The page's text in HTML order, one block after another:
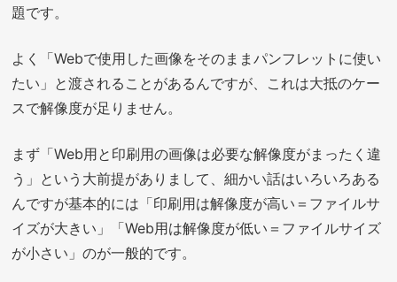
題です。
よく「Webで使用した画像をそのままパンフレットに使い
たい」と渡されることがあるんですが、これは大抵のケー
スで解像度が足りません。
まず「Web用と印刷用の画像は必要な解像度がまったく違
う」という大前提がありまして、細かい話はいろいろある
んですが基本的には「印刷用は解像度が高い＝ファイルサ
イズが大きい」「Web用は解像度が低い＝ファイルサイズ
が小さい」のが一般的です。